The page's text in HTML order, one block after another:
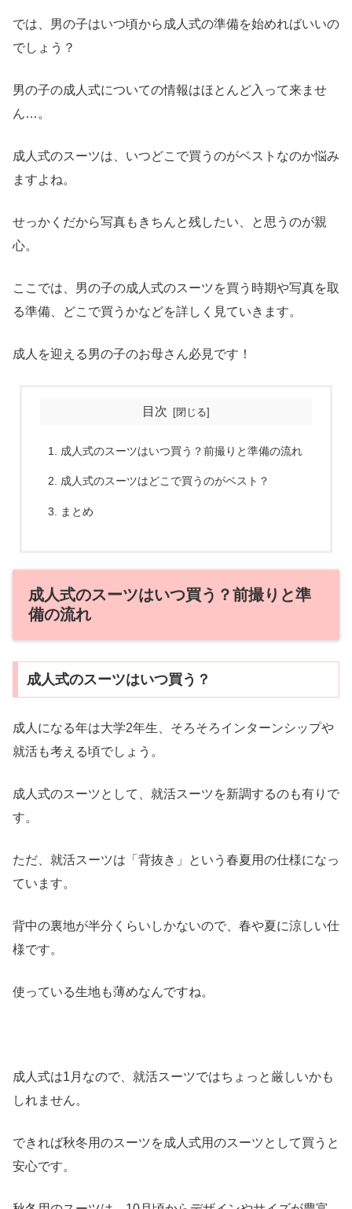
では、男の子はいつ頃から成人式の準備を始めればいいの
でしょう？
男の子の成人式についての情報はほとんど入って来ませ
ん…。
成人式のスーツは、いつどこで買うのがベストなのか悩み
ますよね。
せっかくだから写真もきちんと残したい、と思うのが親
心。
ここでは、男の子の成人式のスーツを買う時期や写真を取
る準備、どこで買うかなどを詳しく見ていきます。
成人を迎える男の子のお母さん必見です！
目次
成人式のスーツはいつ買う？前撮りと準備の流れ
成人式のスーツはどこで買うのがベスト？
まとめ
成人式のスーツはいつ買う？前撮りと準
備の流れ
成人式のスーツはいつ買う？
成人になる年は大学2年生、そろそろインターンシップや
就活も考える頃でしょう。
成人式のスーツとして、就活スーツを新調するのも有りで
す。
ただ、就活スーツは「背抜き」という春夏用の仕様になっ
ています。
背中の裏地が半分くらいしかないので、春や夏に涼しい仕
様です。
使っている生地も薄めなんですね。
成人式は1月なので、就活スーツではちょっと厳しいかも
しれません。
できれば秋冬用のスーツを成人式用のスーツとして買うと
安心です。